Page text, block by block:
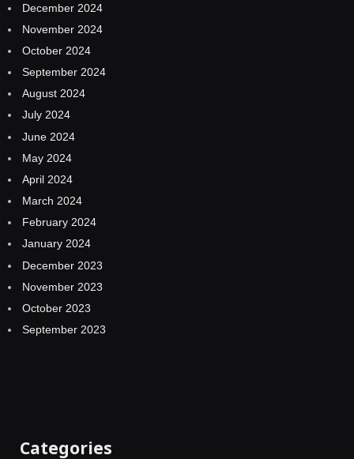
December 2024
November 2024
October 2024
September 2024
August 2024
July 2024
June 2024
May 2024
April 2024
March 2024
February 2024
January 2024
December 2023
November 2023
October 2023
September 2023
Categories